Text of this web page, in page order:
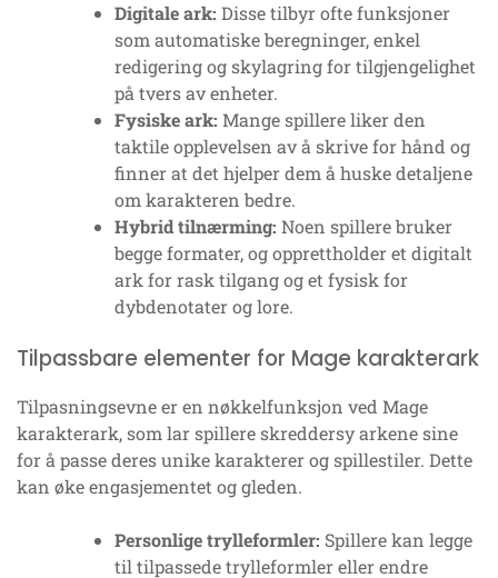
Digitale ark: Disse tilbyr ofte funksjoner
som automatiske beregninger, enkel
redigering og skylagring for tilgjengelighet
på tvers av enheter.
Fysiske ark: Mange spillere liker den
taktile opplevelsen av å skrive for hånd og
finner at det hjelper dem å huske detaljene
om karakteren bedre.
Hybrid tilnærming: Noen spillere bruker
begge formater, og opprettholder et digitalt
ark for rask tilgang og et fysisk for
dybdenotater og lore.
Tilpassbare elementer for Mage karakterark
Tilpasningsevne er en nøkkelfunksjon ved Mage
karakterark, som lar spillere skreddersy arkene sine
for å passe deres unike karakterer og spillestiler. Dette
kan øke engasjementet og gleden.
Personlige trylleformler: Spillere kan legge
til tilpassede trylleformler eller endre